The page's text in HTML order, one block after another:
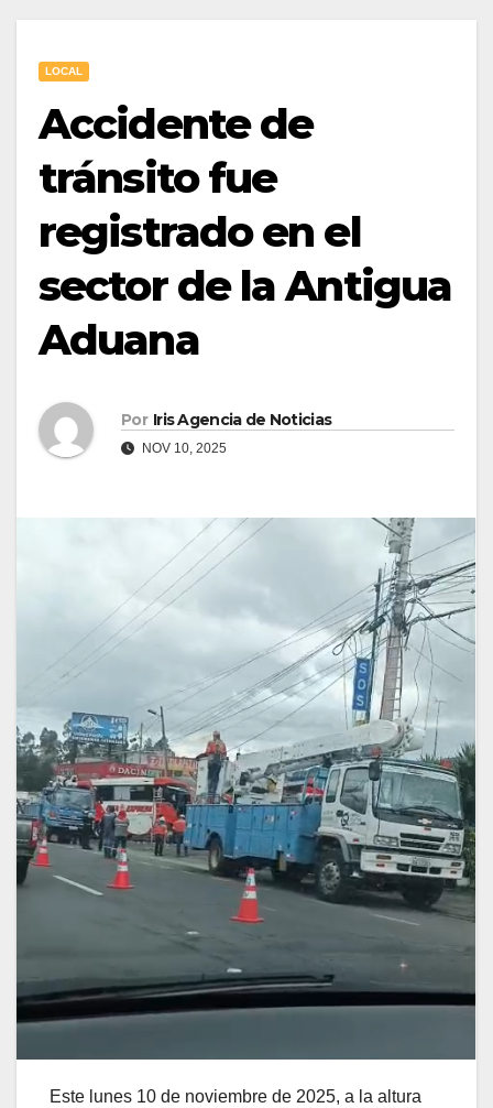
LOCAL
Accidente de
tránsito fue
registrado en el
sector de la Antigua
Aduana
Por Iris Agencia de Noticias
NOV 10, 2025
Este lunes 10 de noviembre de 2025, a la altura